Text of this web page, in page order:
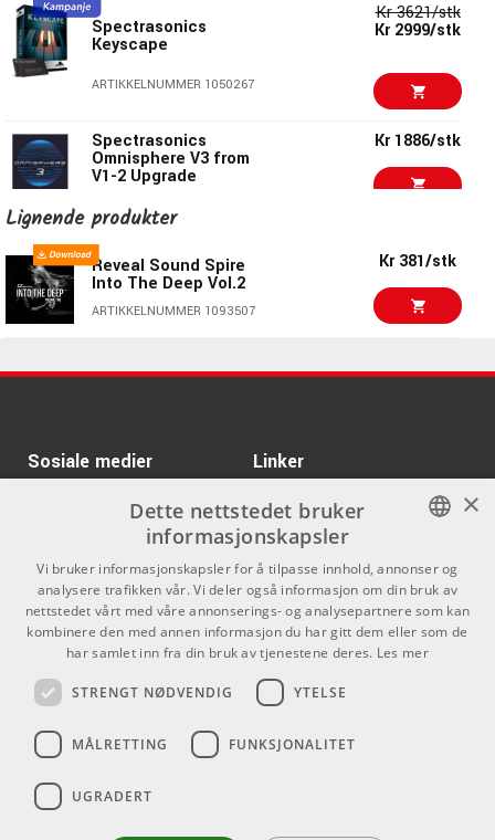
Reveal Sound Spire
EDM Essentials Vol.3
Reveal Sound Spire
EDM Bundle 6in1
Kr 934/pk
XLN XO Expansion
Root Access by Mitch
Murder
ARTIKKELNUMMER 1096091
Spectrasonics
Keyscape
ARTIKKELNUMMER 1050267
Kr 3621/stk
Kr 2999/stk
Spectrasonics
Omnisphere V3 from
V1-2 Upgrade
Kr 1886/stk
ARTIKKELNUMMER 1096674
Pace iLok 3 USB-C
ARTIKKELNUMMER 1071939
Pulsar Modular P915
Medusa
ARTIKKELNUMMER 1093426
Kr 1784/stk
Toontrack EZdrummer Kr 2639/stk
Lignende produkter
Reveal Sound Spire
Into The Deep Vol.2
ARTIKKELNUMMER 1093507
Kr 381/stk
Sosiale medier Linker
Om Oss
Kontakt oss
Kjøpsvilkår
Butikken
Varemerker
NORWEGIAN
×
Dette nettstedet bruker
informasjonskapsler
Vi bruker informasjonskapsler for å tilpasse innhold, annonser og
analysere trafikken vår. Vi deler også informasjon om din bruk av
nettstedet vårt med våre annonserings- og analysepartnere som kan
kombinere den med annen informasjon du har gitt dem eller som de
har samlet inn fra din bruk av tjenestene deres. Les mer
STRENGT NØDVENDIG YTELSE
MÅLRETTING FUNKSJONALITET
UGRADERT